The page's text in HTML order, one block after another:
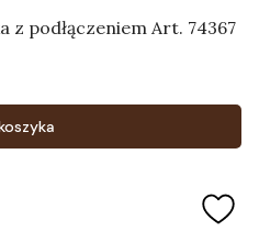
z podłączeniem Art. 74367